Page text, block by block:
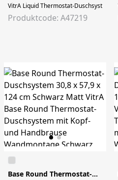
Produktcode: A47219
Base Round Thermostat-Duschsystem 30,8 x 57,9 x 124 cm Schwarz Matt